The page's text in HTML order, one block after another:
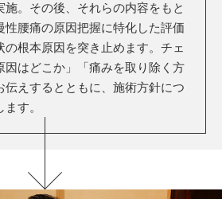
施。その後、それらの内容をもと
性腰痛の原因把握に特化した評価
の根本原因を突き止めます。チェ
因はどこか」「痛みを取り除く方
伝えするとともに、施術方針につ
す。